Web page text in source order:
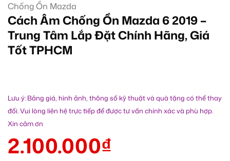
Chống Ồn Mazda
Cách Âm Chống Ồn Mazda 6 2019 –
Trung Tâm Lắp Đặt Chính Hãng, Giá
Tốt TPHCM
Lưu ý: Bảng giá, hình ảnh, thông số kỹ thuật và quà tặng có thể thay
đổi. Vui lòng liên hệ trực tiếp để được tư vấn chính xác và phù hợp.
Xin cảm ơn
2.100.000₫